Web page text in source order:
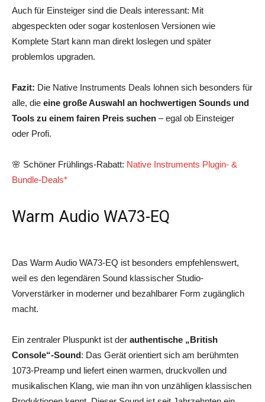
Auch für Einsteiger sind die Deals interessant: Mit
abgespeckten oder sogar kostenlosen Versionen wie
Komplete Start kann man direkt loslegen und später
problemlos upgraden.
Fazit: Die Native Instruments Deals lohnen sich besonders für
alle, die eine große Auswahl an hochwertigen Sounds und
Tools zu einem fairen Preis suchen – egal ob Einsteiger
oder Profi.
🌸 Schöner Frühlings-Rabatt: Native Instruments Plugin- &
Bundle-Deals*
Warm Audio WA73-EQ
Das Warm Audio WA73-EQ ist besonders empfehlenswert,
weil es den legendären Sound klassischer Studio-
Vorverstärker in moderner und bezahlbarer Form zugänglich
macht.
Ein zentraler Pluspunkt ist der authentische „British
Console“-Sound: Das Gerät orientiert sich am berühmten
1073-Preamp und liefert einen warmen, druckvollen und
musikalischen Klang, wie man ihn von unzähligen klassischen